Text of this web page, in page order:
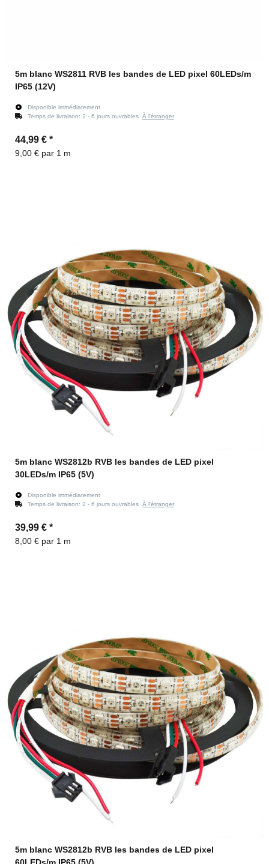
5m blanc WS2811 RVB les bandes de LED pixel 60LEDs/m
IP65 (12V)
Disponible immédiatement
Temps de livraison: 2 - 6 jours ouvrables À l'étranger
44,99 € *
9,00 € par 1 m
5m blanc WS2812b RVB les bandes de LED pixel
30LEDs/m IP65 (5V)
Disponible immédiatement
Temps de livraison: 2 - 6 jours ouvrables À l'étranger
39,99 € *
8,00 € par 1 m
5m blanc WS2812b RVB les bandes de LED pixel